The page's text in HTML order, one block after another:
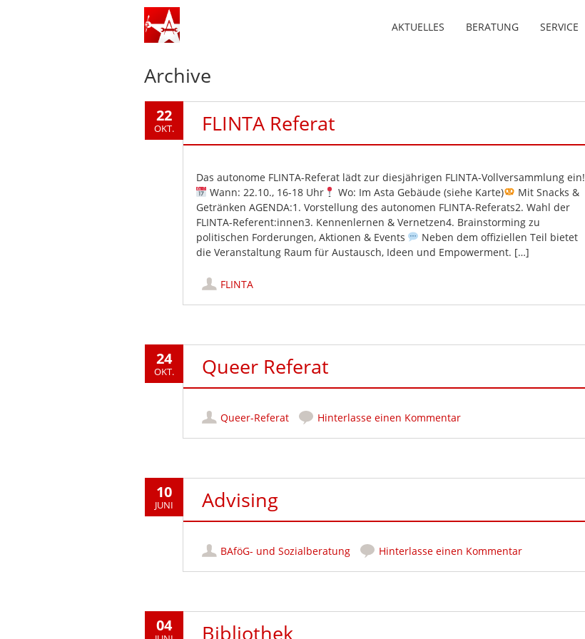
AKTUELLES BERATUNG SERVICE
Archive
22
OKT. FLINTA Referat
Das autonome FLINTA-Referat lädt zur diesjährigen FLINTA-Vollversammlung ein!
Wann: 22.10., 16-18 Uhr
Wo: Im Asta Gebäude (siehe Karte)
Mit Snacks &
Getränken AGENDA:1. Vorstellung des autonomen FLINTA-Referats2. Wahl der
FLINTA-Referent:innen3. Kennenlernen & Vernetzen4. Brainstorming zu
politischen Forderungen, Aktionen & Events
Neben dem offiziellen Teil bietet
die Veranstaltung Raum für Austausch, Ideen und Empowerment. […]
FLINTA
24
OKT. Queer Referat
Queer-Referat Hinterlasse einen Kommentar
10
JUNI Advising
BAföG- und Sozialberatung Hinterlasse einen Kommentar
04 Bibliothek